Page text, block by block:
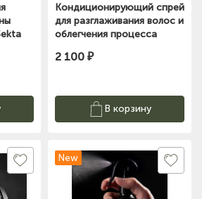
Кондиционирующий спрей
для разглаживания волос и
облегчения процесса
Sekta
2 100 ₽
В корзину
New